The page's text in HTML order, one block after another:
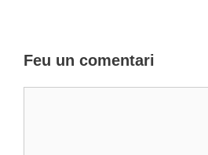
Feu un comentari